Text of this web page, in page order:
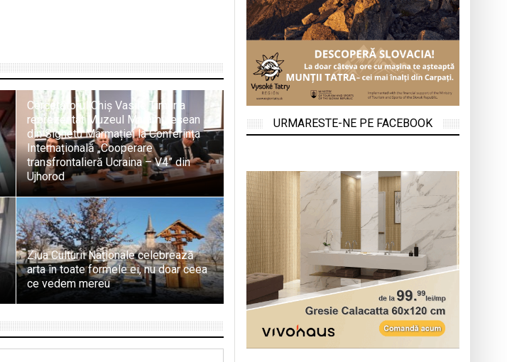
Cercetătorul Chiș Vasile Timur a
reprezentat Muzeul Maramureșean
din Sighetu Marmației la Conferința
Internațională „Cooperare
transfrontalieră Ucraina – V4” din
Ujhorod
Ziua Culturii Naționale celebrează
arta în toate formele ei, nu doar ceea
ce vedem mereu
URMARESTE-NE PE FACEBOOK